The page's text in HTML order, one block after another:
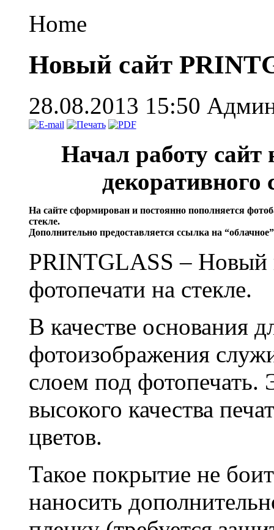
Home
Новый сайт
28.08.2013 15:50
Начал работу сайт
декоративного
На сайте сформирован и постоянно пополняется
стекле.
Дополнительно предоставляется ссылка на
PRINTGLASS – Новый
фотопечати на стекле.
В качестве основания
фотоизображения
слоем под фотопечать.
высокого качества
цветов.
Такое покрытие не
наносить